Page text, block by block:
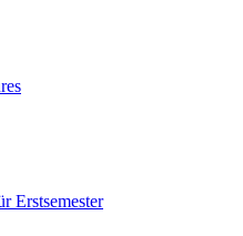
Erstsemester